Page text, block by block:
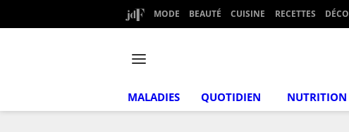
MODE BEAUTÉ CUISINE RECETTES DÉCO
MALADIES QUOTIDIEN NUTRITION